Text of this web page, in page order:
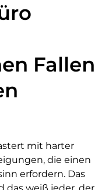
Fallen
mit harter
die einen
erfordern. Das